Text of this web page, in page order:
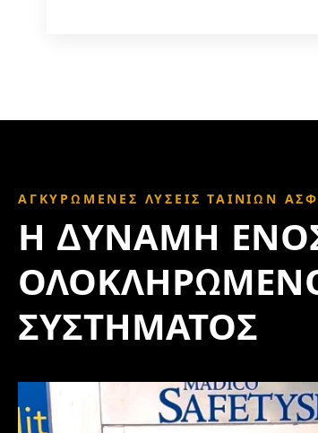
ΑΓΚΥΡΩΜΈΝΕΣ ΛΎΣΕΙΣ ΤΑΙΝΙΏΝ
Η ΔΎΝΑΜΗ
ΣΥΣΤΉΜΑΤΟΣ